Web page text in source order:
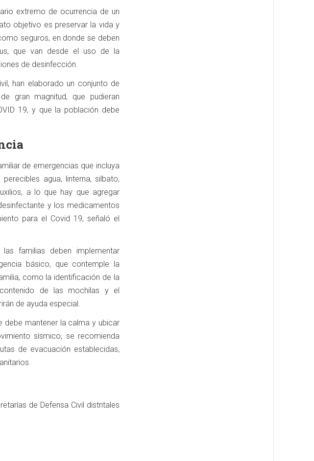
extremo de ocurrencia de un
objetivo es preservar la vida y
seguros, en donde se deben
que van desde el uso de la
de desinfección.
han elaborado un conjunto de
gran magnitud, que pudieran
19, y que la población debe
de emergencias que incluya
agua, linterna, silbato,
a lo que hay que agregar
y los medicamentos
para el Covid 19, señaló el
familias deben implementar
básico, que contemple la
como la identificación de la
de las mochilas y el
de ayuda especial.
debe mantener la calma y ubicar
sísmico, se recomienda
de evacuación establecidas,
de Defensa Civil distritales